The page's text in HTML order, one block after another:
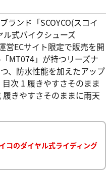
ランド「SCOYCO(スコイ
式バイクシューズ
営ECサイト限定で販売を開
MT074」が持つリーズナ
、防水性能を加えたアップ
次 1 履きやすさそのまま
きやすさそのままに雨天
コのダイヤル式ライディング